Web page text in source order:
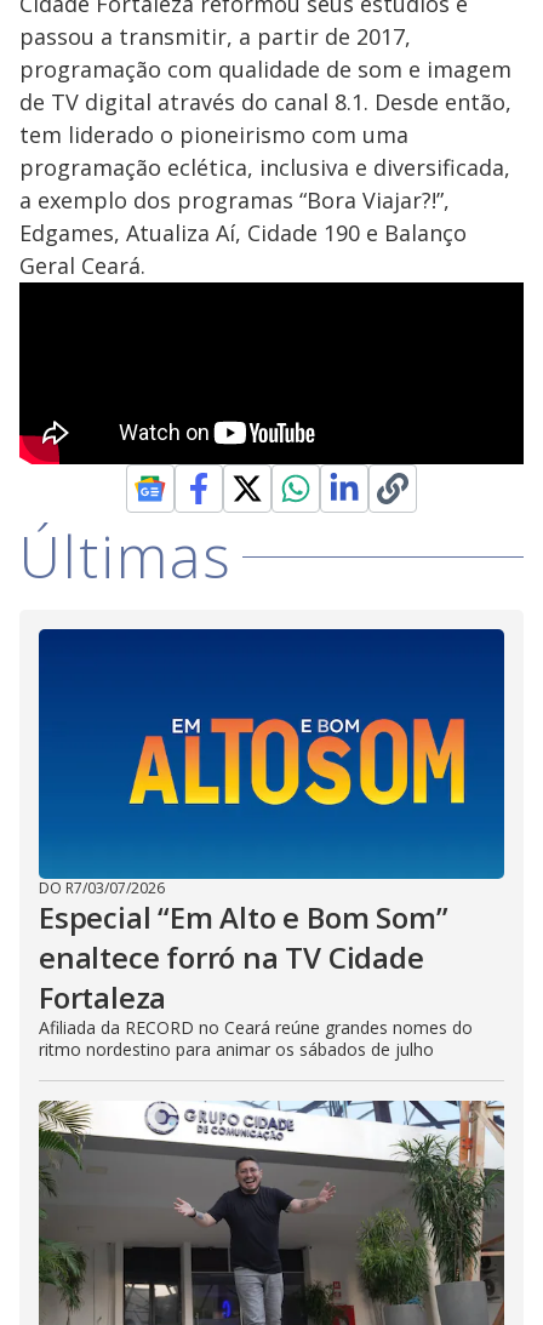
passou a transmitir, a partir de 2017,
programação com qualidade de som e imagem
de TV digital através do canal 8.1. Desde então,
tem liderado o pioneirismo com uma
programação eclética, inclusiva e diversificada,
a exemplo dos programas “Bora Viajar?!”,
Edgames, Atualiza Aí, Cidade 190 e Balanço
Geral Ceará.
Últimas
DO R7/03/07/2026
Especial “Em Alto e Bom Som”
enaltece forró na TV Cidade
Fortaleza
Afiliada da RECORD no Ceará reúne grandes nomes do
ritmo nordestino para animar os sábados de julho